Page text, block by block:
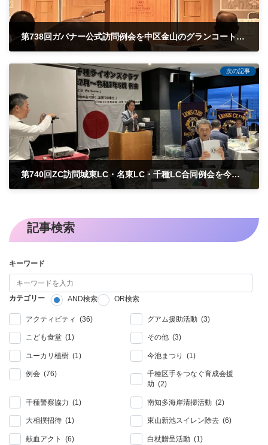
第738回ガバナー公式訪問例会を中区金山のグランコート名古屋で行いました。
次の記事
第740回ZC訪問城東LC・名東LC・千種LC合同例会を今池ガス燈で行いました。
記事検索
キーワード
カテゴリー AND検索 OR検索
アクティビティ (36) グアム援助活動 (3)
こども食堂 (1) その他 (3)
ユーカリ植樹 (1) 今池まつり (1)
例会 (76)
千種区手をつなぐ育成会援
助 (2)
千種警察協力 (1) 南知多海岸清掃活動 (2)
大相撲招待 (1) 東山新池スイレン除去 (6)
献血アクト (6) 白杖贈呈活動 (1)